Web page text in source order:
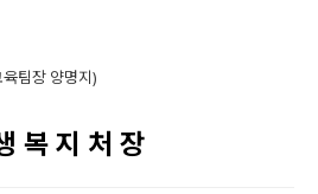
팀장 양명지)
복 지 처 장